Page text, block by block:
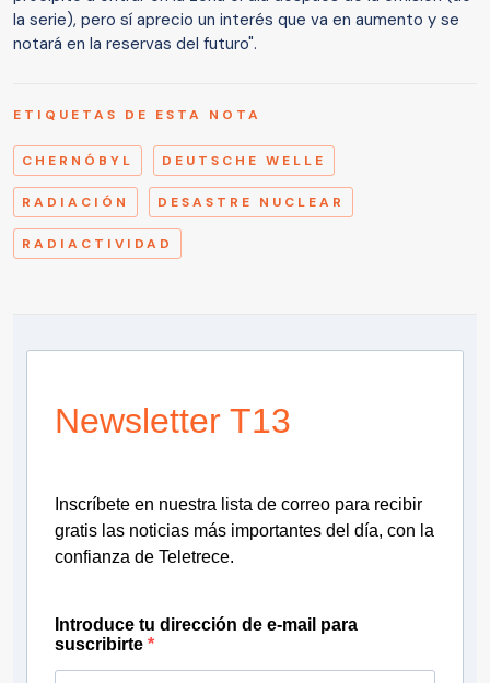
la serie), pero sí aprecio un interés que va en aumento y se
notará en la reservas del futuro".
ETIQUETAS DE ESTA NOTA
CHERNÓBYL DEUTSCHE WELLE
RADIACIÓN DESASTRE NUCLEAR
RADIACTIVIDAD
Newsletter T13
Inscríbete en nuestra lista de correo para recibir
gratis las noticias más importantes del día, con la
confianza de Teletrece.
Introduce tu dirección de e-mail para
suscribirte